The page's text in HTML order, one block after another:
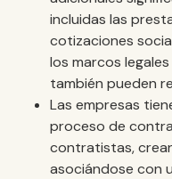
incluidas las
cotizaciones
los marcos
también pueden
Las empresas
proceso de
contratistas,
asociándose con